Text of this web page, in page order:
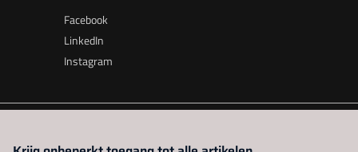
Facebook
LinkedIn
Instagram